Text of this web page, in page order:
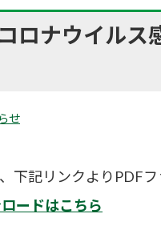
ロナウイルス
せ
下記リンクよりPDFフ
ードはこちら